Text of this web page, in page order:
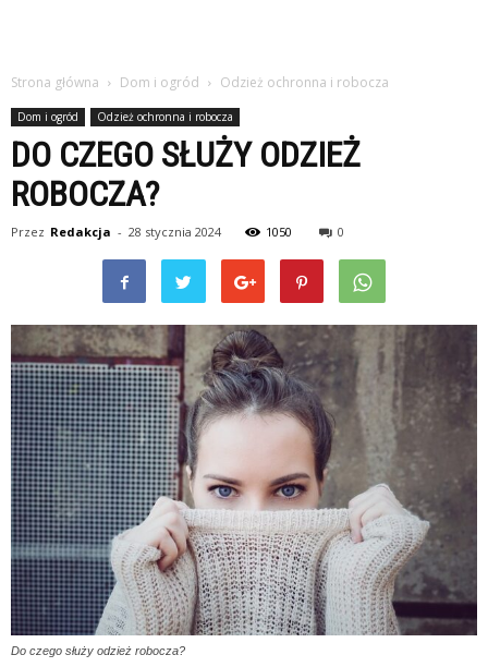
Strona główna Dom i ogród Odzież ochronna i robocza
Dom i ogród Odzież ochronna i robocza
DO CZEGO SŁUŻY ODZIEŻ
ROBOCZA?
Przez Redakcja - 28 stycznia 2024 1050 0
Do czego służy odzież robocza?